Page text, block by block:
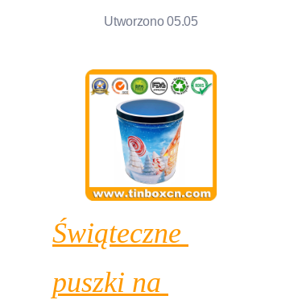
Utworzono 05.05
Świąteczne
puszki na